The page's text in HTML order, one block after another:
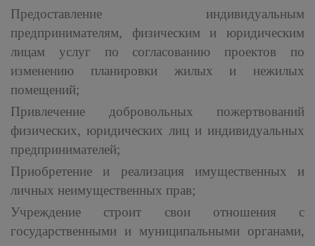
Предоставление индивидуальным
предпринимателям, физическим и юридическим
лицам услуг по согласованию проектов по
изменению планировки жилых и нежилых
помещений;
Привлечение добровольных пожертвований
физических, юридических лиц и индивидуальных
предпринимателей;
Приобретение и реализация имущественных и
личных неимущественных прав;
Учреждение строит свои отношения с
государственными и муниципальными органами,